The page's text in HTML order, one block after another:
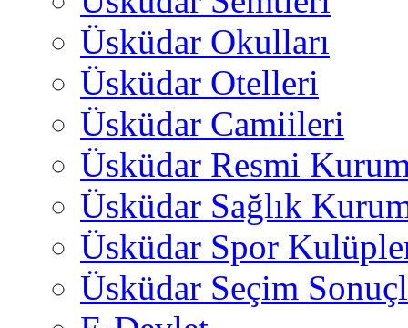
Üsküdar Okulları
Üsküdar Otelleri
Üsküdar Camiileri
Üsküdar Resmi
Üsküdar Sağlık
Üsküdar Spor
Üsküdar Seçim